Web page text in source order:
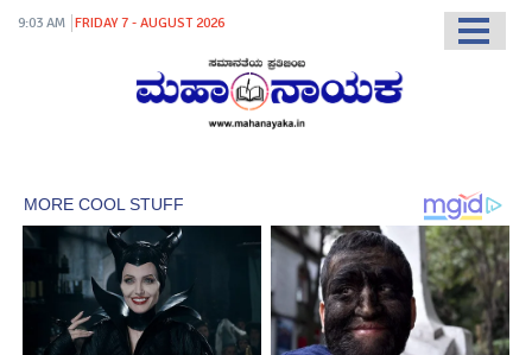
9:03 AM FRIDAY 7 - AUGUST 2026